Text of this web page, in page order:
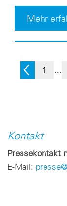
Mehr
1 …
Kontakt
Pressekontakt
E-Mail: